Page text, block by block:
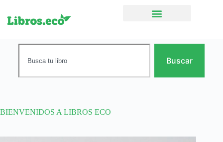
Buscar
BIENVENIDOS A LIBROS ECO